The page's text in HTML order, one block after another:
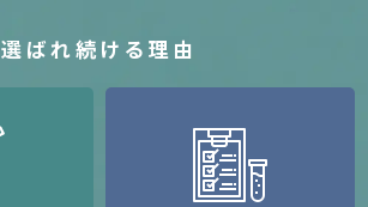
選ばれ続ける理由